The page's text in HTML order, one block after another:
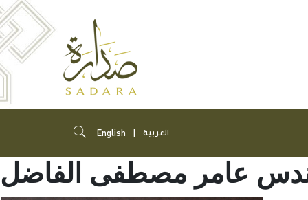
English العربية
عامر مصطفى الفاضل